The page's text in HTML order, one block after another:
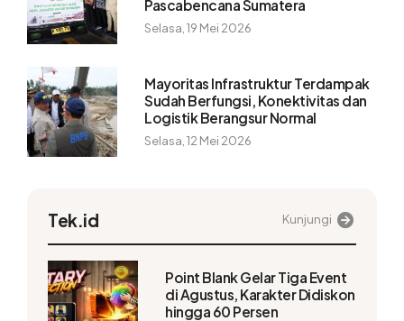
Pascabencana Sumatera
Selasa, 19 Mei 2026
Mayoritas Infrastruktur Terdampak
Sudah Berfungsi, Konektivitas dan
Logistik Berangsur Normal
Selasa, 12 Mei 2026
Tek.id Kunjungi
Point Blank Gelar Tiga Event
di Agustus, Karakter Didiskon
hingga 60 Persen